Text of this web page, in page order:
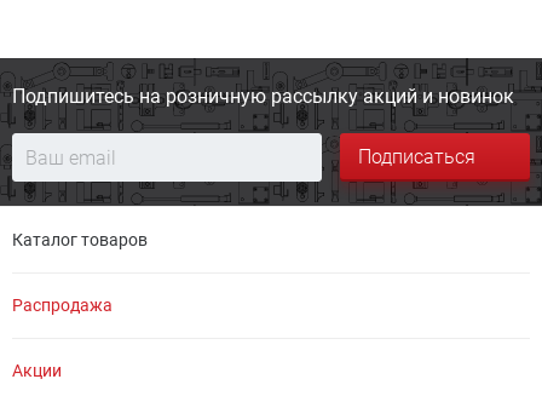
Подпишитесь на розничную рассылку акций и новинок
Подписаться
Каталог товаров
Распродажа
Акции